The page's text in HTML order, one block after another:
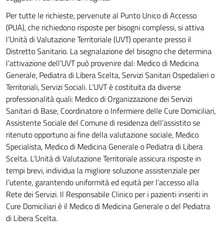
Per tutte le richieste, pervenute al Punto Unico di Accesso
(PUA), che richiedono risposte per bisogni complessi, si attiva
l’Unità di Valutazione Territoriale (UVT) operante presso il
Distretto Sanitario. La segnalazione del bisogno che determina
l’attivazione dell’UVT può provenire dal: Medico di Medicina
Generale, Pediatra di Libera Scelta, Servizi Sanitari Ospedalieri o
Territoriali, Servizi Sociali. L’UVT è costituita da diverse
professionalità quali: Medico di Organizzazione dei Servizi
Sanitari di Base, Coordinatore o Infermiere delle Cure Domiciliari,
Assistente Sociale del Comune di residenza dell’assistito se
ritenuto opportuno ai fine della valutazione sociale, Medico
Specialista, Medico di Medicina Generale o Pediatra di Libera
Scelta. L’Unità di Valutazione Territoriale assicura risposte in
tempi brevi, individua la migliore soluzione assistenziale per
l’utente, garantendo uniformità ed equità per l’accesso alla
Rete dei Servizi. Il Responsabile Clinico per i pazienti inseriti in
Cure Domiciliari è il Medico di Medicina Generale o del Pediatra
di Libera Scelta.